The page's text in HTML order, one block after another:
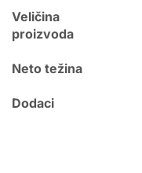
Veličina
proizvoda
Neto težina
Dodaci